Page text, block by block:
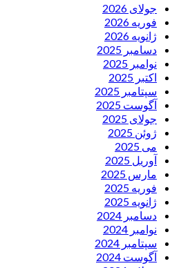
جولای 2026
فوریه 2026
ژانویه 2026
دسامبر 2025
نوامبر 2025
اکتبر 2025
سپتامبر 2025
آگوست 2025
جولای 2025
ژوئن 2025
می 2025
آوریل 2025
مارس 2025
فوریه 2025
ژانویه 2025
دسامبر 2024
نوامبر 2024
سپتامبر 2024
آگوست 2024